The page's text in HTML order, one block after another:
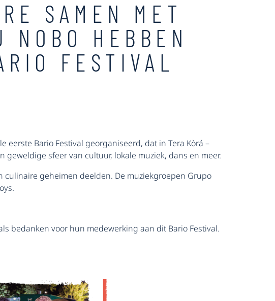
SAMEN MET
NOBO HEBBEN
FESTIVAL
eerste Bario Festival georganiseerd, dat in Tera Kòrá –
sfeer van cultuur, lokale muziek, dans en meer.
geheimen deelden. De muziekgroepen Grupo
bedanken voor hun medewerking aan dit Bario Festival.